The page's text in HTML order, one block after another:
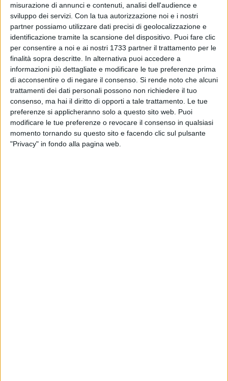
misurazione di annunci e contenuti, analisi dell'audience e
sviluppo dei servizi. Con la tua autorizzazione noi e i nostri
partner possiamo utilizzare dati precisi di geolocalizzazione e
identificazione tramite la scansione del dispositivo. Puoi fare clic
per consentire a noi e ai nostri 1733 partner il trattamento per le
finalità sopra descritte. In alternativa puoi accedere a
informazioni più dettagliate e modificare le tue preferenze prima
di acconsentire o di negare il consenso. Si rende noto che alcuni
trattamenti dei dati personali possono non richiedere il tuo
consenso, ma hai il diritto di opporti a tale trattamento. Le tue
preferenze si applicheranno solo a questo sito web. Puoi
modificare le tue preferenze o revocare il consenso in qualsiasi
momento tornando su questo sito e facendo clic sul pulsante
"Privacy" in fondo alla pagina web.
Il parchetto di via Chieffi è stato da sempre luogo di ritrovo
per molti bambini e genitori, ma con il passare degli anni si è
deteriorato non permettendo più l'utilizzo dei giochi presenti.
Il quartiere si è così mobilitato per restituire ai bambini il loro
spazio, e dopo molte richieste e molti mesi trascorsi, il
parchetto è stato rinnovato con nuovi giochi, scivoli e
altalene. Ad oggi però i cancelli sono ancora chiusi, e la
domanda da parte dei residenti sorge spontanea: " Perché il
parchetto non è mai stato riaperto?
". Si chiede il comitato di
Quartiere Medaglie d'Oro con una nota a firma del suo
referente Oronzo Carli.